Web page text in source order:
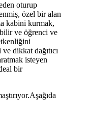
oturup
özel bir alan
kabini kurmak,
ve öğrenci ve
dikkat dağıtıcı
isteyen
bir